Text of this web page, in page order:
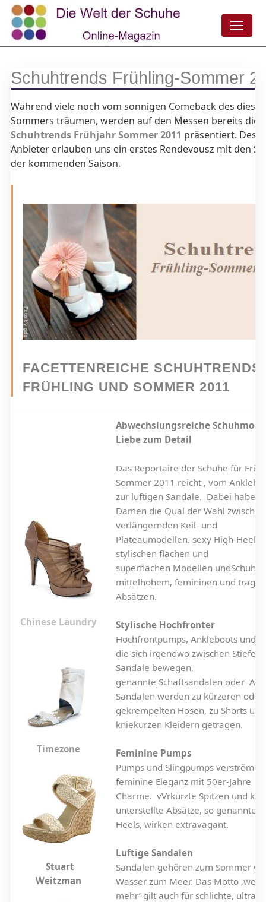
Schuhtrends Frühling-Sommer
Während viele noch vom sonnigen Comeback des
Sommers träumen, werden auf den Messen bereits die
Schuhtrends Frühjahr Sommer 2011 präsentiert.
Anbieter erlauben uns ein erstes Rendevousz mit den
der kommenden Saison.
FACETTENREICHE SCHUHTRENDS
FRÜHLING UND SOMMER 2011
Chinese Laundry
Timezone
Stuart
Weitzman
Abwechslungsreiche
Liebe zum Detail
Das Reportaire der Schuhe für
Sommer 2011 reicht , vom
zur luftigen Sandale. Dabei haben
Damen die Qual der Wahl
verlängernden Keil- und
Plateaumodellen. sexy High-Heels,
stylischen flachen und
superflachen Modellen undSchuhe
mittelhohem, femininen und
Absätzen.
Stylische Hochfronter
Hochfrontpumps, Ankleboots und
die sich irgendwo zwischen
Sandale bewegen,
genannte Schaftsandalen oder
Sandalen werden zu kürzeren oder
gekrempelten Hosen, zu Shorts und
kniekurzen Kleidern getragen.
Feminine Pumps
Pumps und Slingpumps verströmen
feminine Eleganz mit 50er-Jahre
Charme. vVrkürzte Spitzen und
unterstellte Absätze, so genannte
Heels, wirken extravagant.
Luftige Sandalen
Sandalen gehören zum Sommer
Wasser zum Meer. Das Motto
mehr’ gilt auch für schlichte,